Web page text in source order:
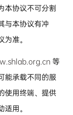
本协议不可分割
与本协议有冲
准。
等
能承载不同的服
使用终端、提供
用。